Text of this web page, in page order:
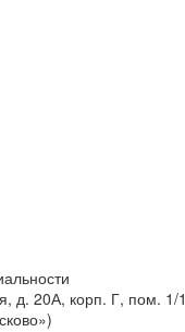
д. 20А, корп. Г, пом. 1/1